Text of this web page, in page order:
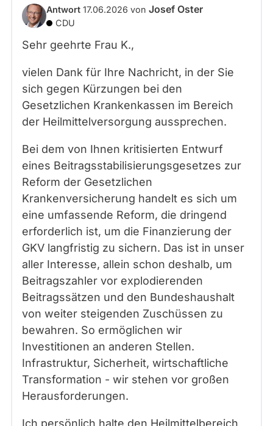
Antwort 17.06.2026 von Josef Oster
CDU
Sehr geehrte Frau K.,
vielen Dank für Ihre Nachricht, in der Sie
sich gegen Kürzungen bei den
Gesetzlichen Krankenkassen im Bereich
der Heilmittelversorgung aussprechen.
Bei dem von Ihnen kritisierten Entwurf
eines Beitragsstabilisierungsgesetzes zur
Reform der Gesetzlichen
Krankenversicherung handelt es sich um
eine umfassende Reform, die dringend
erforderlich ist, um die Finanzierung der
GKV langfristig zu sichern. Das ist in unser
aller Interesse, allein schon deshalb, um
Beitragszahler vor explodierenden
Beitragssätzen und den Bundeshaushalt
von weiter steigenden Zuschüssen zu
bewahren. So ermöglichen wir
Investitionen an anderen Stellen.
Infrastruktur, Sicherheit, wirtschaftliche
Transformation - wir stehen vor großen
Herausforderungen.
Ich persönlich halte den Heilmittelbereich